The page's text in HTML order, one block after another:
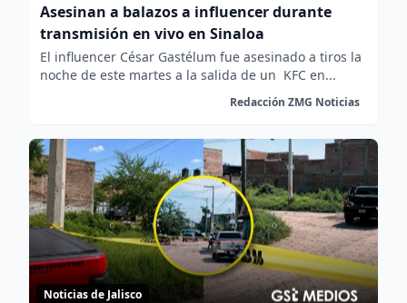
Asesinan a balazos a influencer durante
transmisión en vivo en Sinaloa
El influencer César Gastélum fue asesinado a tiros la
noche de este martes a la salida de un KFC en...
Redacción ZMG Noticias
Noticias de Jalisco